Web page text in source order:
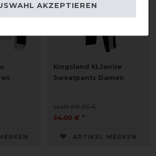
Kingsland KLJantie
Sweatpants Damen
statt 89,95 €
54,00 € *
ARTIKEL MERKEN
AKZEPTIEREN